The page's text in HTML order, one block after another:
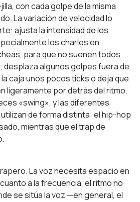
con cada golpe de la misma
La variación de velocidad lo
ajusta la intensidad de los
los charles en
para que no suenen todos
desplaza algunos golpes fuera de
caja unos pocos ticks o deja que
ligeramente por detrás del ritmo.
«swing», y las diferentes
de forma distinta: el hip-hop
mientras que el trap de
La voz necesita espacio en
a la frecuencia, el ritmo no
se sitúa la voz —en general, el